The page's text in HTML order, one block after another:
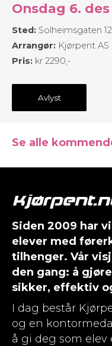
Onsdag 6. des
Sted: Solheimsgaten
Arrangør: Kjørpent AS
Pris: kr 2290,-
Avlyst
Se alle
Siden 2009 har
elever med
tilhenger. Vår
den gang: å
sikker, effektiv
I dag består
og en
å gi deg som